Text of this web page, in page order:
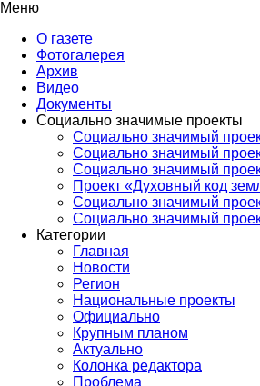
Меню
О газете
Фотогалерея
Архив
Видео
Документы
Социально значимые проекты
Социально значимый
Социально значимый
Социально значимый
Проект «Духовный код
Социально значимый
Социально значимый
Категории
Главная
Новости
Регион
Национальные проекты
Официально
Крупным планом
Актуально
Колонка редактора
Проблема